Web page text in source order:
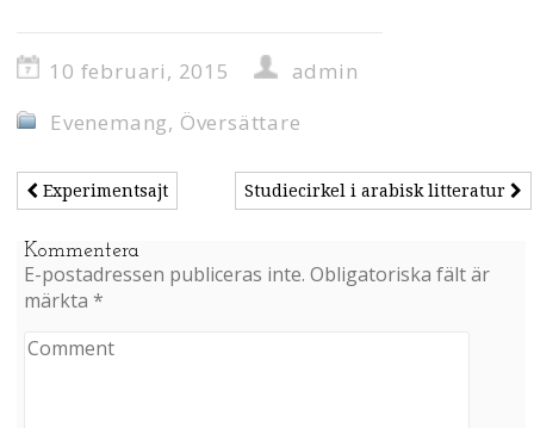
10 februari, 2015
admin
Evenemang, Översättare
Experimentsajt Studiecirkel i arabisk litteratur
Kommentera
E-postadressen publiceras inte. Obligatoriska fält är
märkta *